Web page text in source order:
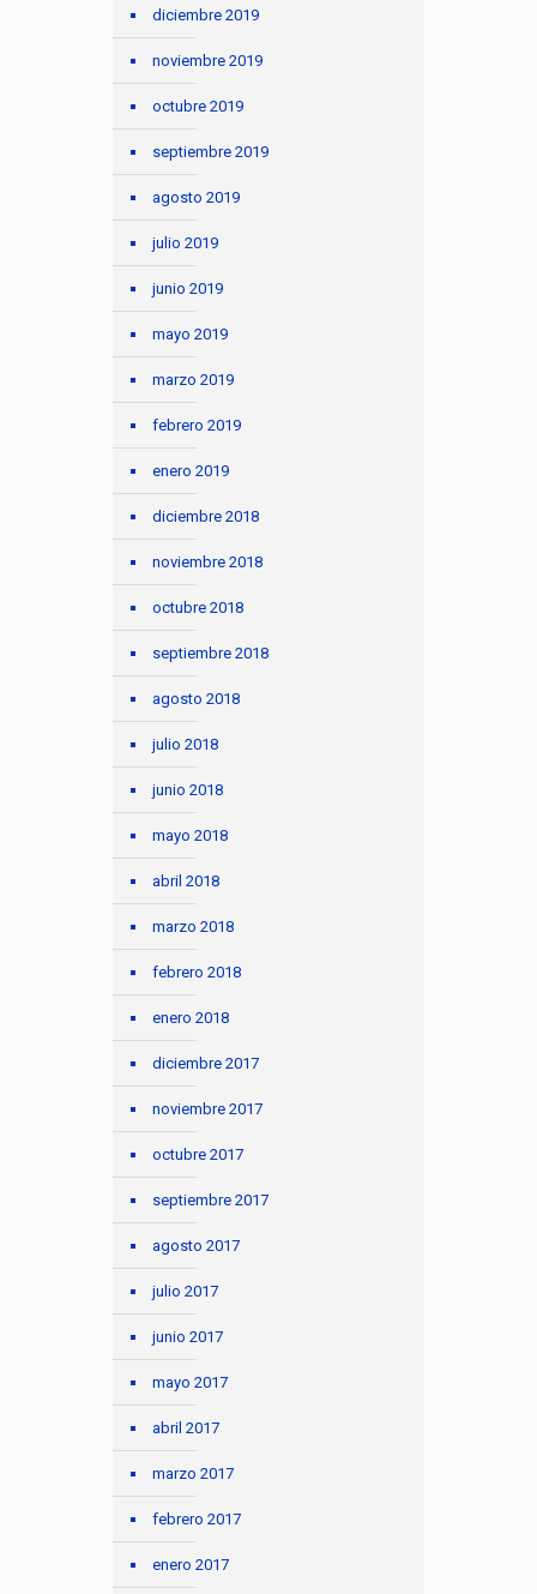
diciembre 2019
noviembre 2019
octubre 2019
septiembre 2019
agosto 2019
julio 2019
junio 2019
mayo 2019
marzo 2019
febrero 2019
enero 2019
diciembre 2018
noviembre 2018
octubre 2018
septiembre 2018
agosto 2018
julio 2018
junio 2018
mayo 2018
abril 2018
marzo 2018
febrero 2018
enero 2018
diciembre 2017
noviembre 2017
octubre 2017
septiembre 2017
agosto 2017
julio 2017
junio 2017
mayo 2017
abril 2017
marzo 2017
febrero 2017
enero 2017